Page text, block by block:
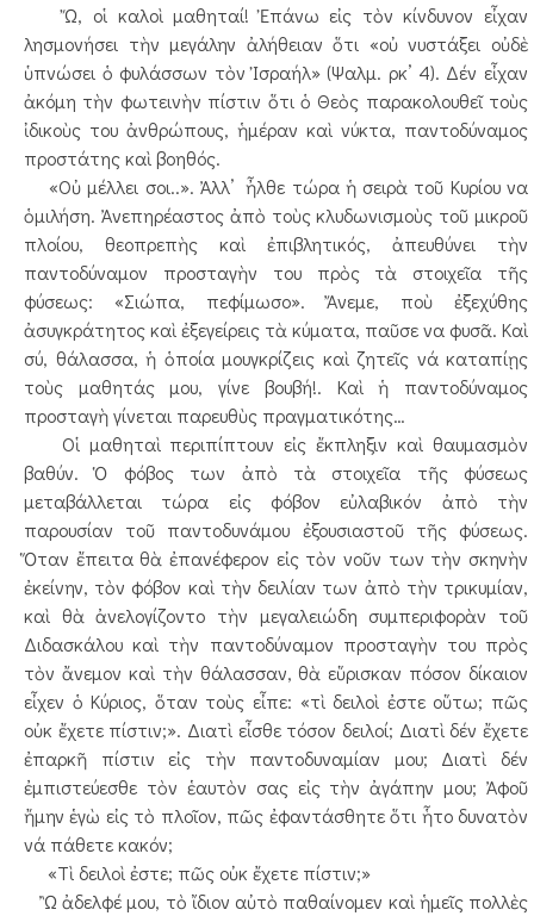
Ὤ, οἱ καλοὶ μαθηταί! Ἐπάνω εἰς τὸν κίνδυνον εἶχαν
λησμονήσει τὴν μεγάλην ἀλήθειαν ὅτι «οὐ νυστάξει οὐδὲ
ὑπνώσει ὁ φυλάσσων τὸν Ἰσραήλ» (Ψαλμ. ρκ’ 4). Δέν εἶχαν
ἀκόμη τὴν φωτεινὴν πίστιν ὅτι ὁ Θεὸς παρακολουθεῖ τοὺς
ἰδικοὺς του ἀνθρώπους, ἡμέραν καὶ νύκτα, παντοδύναμος
προστάτης καὶ βοηθός.
«Οὐ μέλλει σοι..». Ἀλλ’ ἦλθε τώρα ἡ σειρὰ τοῦ Κυρίου να
ὁμιλήση. Ἀνεπηρέαστος ἀπὸ τοὺς κλυδωνισμοὺς τοῦ μικροῦ
πλοίου, θεοπρεπὴς καὶ ἐπιβλητικός, ἀπευθύνει τὴν
παντοδύναμον προσταγὴν του πρὸς τὰ στοιχεῖα τῆς
φύσεως: «Σιώπα, πεφίμωσο». Ἄνεμε, ποὺ ἐξεχύθης
ἀσυγκράτητος καὶ ἐξεγείρεις τὰ κύματα, παῦσε να φυσᾶ. Καὶ
σύ, θάλασσα, ἡ ὁποία μουγκρίζεις καὶ ζητεῖς νά καταπίῃς
τοὺς μαθητάς μου, γίνε βουβή!. Καὶ ἡ παντοδύναμος
προσταγὴ γίνεται παρευθὺς πραγματικότης…
Οἱ μαθηταὶ περιπίπτουν εἰς ἔκπληξιν καὶ θαυμασμὸν
βαθύν. Ὁ φόβος των ἀπὸ τὰ στοιχεῖα τῆς φύσεως
μεταβάλλεται τώρα εἰς φόβον εὐλαβικόν ἀπὸ τὴν
παρουσίαν τοῦ παντοδυνάμου ἐξουσιαστοῦ τῆς φύσεως.
Ὅταν ἔπειτα θὰ ἐπανέφερον εἰς τὸν νοῦν των τὴν σκηνὴν
ἐκείνην, τὸν φόβον καὶ τὴν δειλίαν των ἀπὸ τὴν τρικυμίαν,
καὶ θὰ ἀνελογίζοντο τὴν μεγαλειώδη συμπεριφορὰν τοῦ
Διδασκάλου καὶ τὴν παντοδύναμον προσταγὴν του πρὸς
τὸν ἄνεμον καὶ τὴν θάλασσαν, θὰ εὕρισκαν πόσον δίκαιον
εἶχεν ὁ Κύριος, ὅταν τοὺς εἶπε: «τὶ δειλοὶ ἐστε οὕτω; πῶς
οὐκ ἔχετε πίστιν;». Διατὶ εἶσθε τόσον δειλοί; Διατὶ δέν ἔχετε
ἐπαρκῆ πίστιν εἰς τὴν παντοδυναμίαν μου; Διατὶ δέν
ἐμπιστεύεσθε τὸν ἑαυτὸν σας εἰς τὴν ἀγάπην μου; Ἀφοῦ
ἤμην ἑγὼ εἰς τὸ πλοῖον, πῶς ἐφαντάσθητε ὅτι ἧτο δυνατὸν
νά πάθετε κακόν;
«Τὶ δειλοὶ ἐστε; πῶς οὐκ ἔχετε πίστιν;»
Ὢ ἀδελφέ μου, τὸ ἴδιον αὐτὸ παθαίνομεν καὶ ἡμεῖς πολλὲς